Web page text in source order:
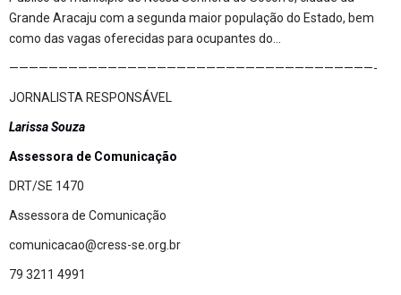
Grande Aracaju com a segunda maior população do Estado, bem
como das vagas oferecidas para ocupantes do…
—————————————————————————————————————-
JORNALISTA RESPONSÁVEL
Larissa Souza
Assessora de Comunicação
DRT/SE 1470
Assessora de Comunicação
comunicacao@cress-se.org.br
79 3211 4991